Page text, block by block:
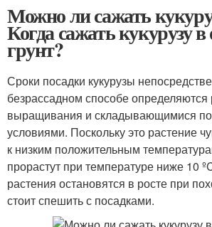
Можно ли сажать
Когда сажать кукурузу
грунт?
Сроки посадки кукурузы
безрассадном способе определяются
выращивания и складывающимися
условиями. Поскольку это растение
к низким положительным
прорастут при температуре ниже 10
растения остановятся в росте при
стоит спешить с посадками.